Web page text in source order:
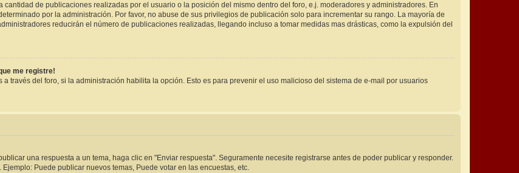
de publicaciones realizadas por el usuario o la posición del mismo dentro del foro, e.j. moderadores y administradores. En
por la administración. Por favor, no abuse de sus privilegios de publicación solo para incrementar su rango. La mayoría de
reducirán el número de publicaciones realizadas, llegando incluso a tomar medidas mas drásticas, como la expulsión del
me registre!
través del foro, si la administración habilita la opción. Esto es para prevenir el uso malicioso del sistema de e-mail por usuarios
una respuesta a un tema, haga clic en "Enviar respuesta". Seguramente necesite registrarse antes de poder publicar y responder.
Puede publicar nuevos temas, Puede votar en las encuestas, etc.